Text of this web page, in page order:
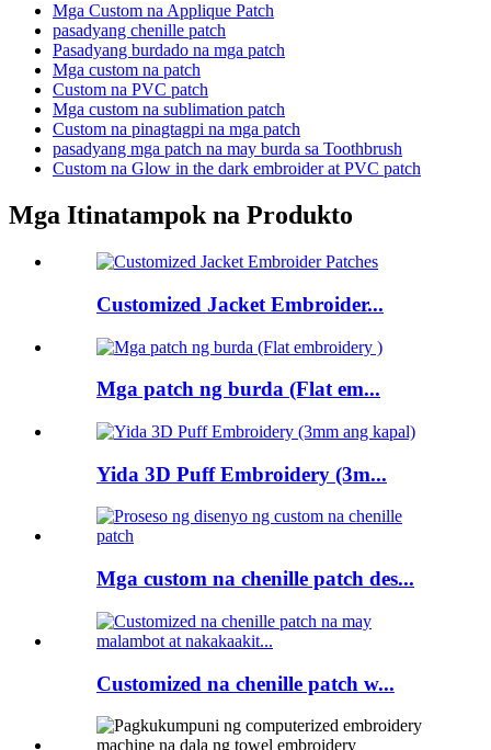
Mga Custom na Applique Patch
pasadyang chenille patch
Pasadyang burdado na mga patch
Mga custom na patch
Custom na PVC patch
Mga custom na sublimation patch
Custom na pinagtagpi na mga patch
pasadyang mga patch na may burda sa Toothbrush
Custom na Glow in the dark embroider at PVC patch
Mga Itinatampok na Produkto
Customized Jacket Embroider...
Mga patch ng burda (Flat em...
Yida 3D Puff Embroidery (3m...
Mga custom na chenille patch des...
Customized na chenille patch w...